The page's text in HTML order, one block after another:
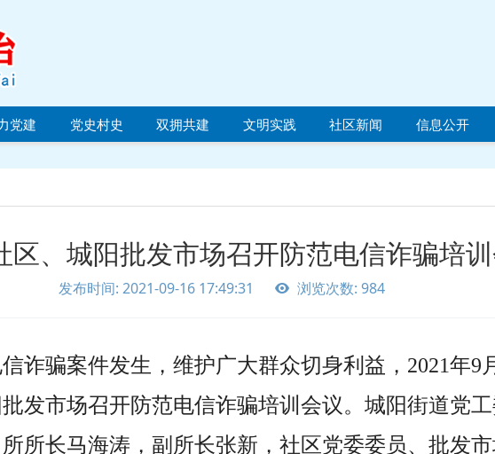
党建 党史村史 双拥共建 文明实践 社区新闻 信息公开
区、城阳批发市场召开防范电信诈骗培
发布时间: 2021-09-16 17:49:31 浏览次数: 984
诈骗案件发生，维护广大群众切身利益， 2021年9
发市场召开防范电信诈骗培训会议。 城阳街道党
所长马海涛 ，副所长张新， 社区党委委员、批发